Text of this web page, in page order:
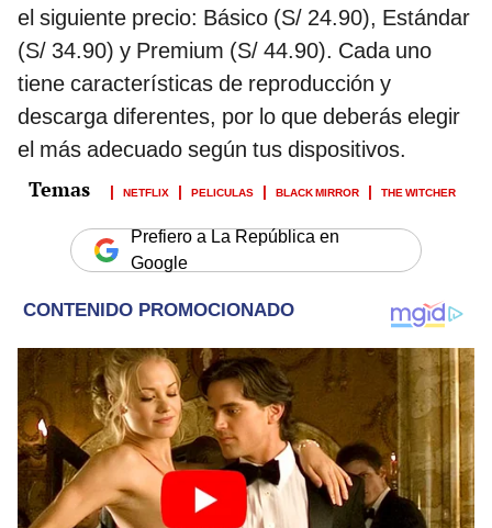
el siguiente precio: Básico (S/ 24.90), Estándar
(S/ 34.90) y Premium (S/ 44.90). Cada uno
tiene características de reproducción y
descarga diferentes, por lo que deberás elegir
el más adecuado según tus dispositivos.
NETFLIX PELICULAS BLACK MIRROR THE WITCHER
Prefiero a La República en
Google